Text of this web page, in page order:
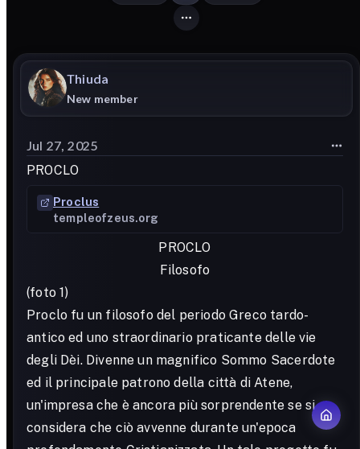
Thiuda
New member
Jul 27, 2025
PROCLO
Proclus
templeofzeus.org
PROCLO
Filosofo
(foto 1)
Proclo fu un filosofo del periodo Greco tardo-
antico ed uno straordinario praticante delle vie
degli Dèi. Divenne un magnifico Sommo Sacerdote
ed il principale patrono della città di Atene,
un'impresa che è ancora più sorprendente se si
considera che ciò avvenne durante un'epoca